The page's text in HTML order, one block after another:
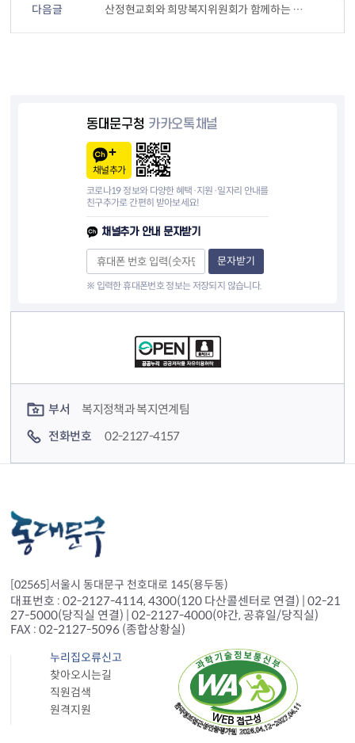
다음글 산정현교회와 희망복지위원회가 함께하는 설 명절 "사랑의 선물 나눔"
동대문구청 카카오톡채널
채널추가
코로나19 정보와 다양한 혜택·지원·일자리 안내를
친구추가로 간편히 받아보세요!
채널추가 안내 문자받기
문자받기
※ 입력한 휴대폰번호 정보는 저장되지 않습니다.
부서
복지정책과 복지연계팀
전화번호
02-2127-4157
[02565]서울시 동대문구 천호대로 145(용두동)
대표번호 : 02-2127-4114, 4300(120 다산콜센터로 연결) | 02-21
27-5000(당직실 연결) | 02-2127-4000(야간, 공휴일/당직실)
FAX : 02-2127-5096 (종합상황실)
누리집오류신고
찾아오시는길
직원검색
원격지원